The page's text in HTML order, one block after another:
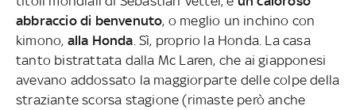
abbraccio di benvenuto, o meglio un inchino con
kimono, alla Honda . Sì, proprio la Honda. La casa
tanto bistrattata dalla Mc Laren, che ai giapponesi
avevano addossato la maggiorparte delle colpe della
straziante scorsa stagione (rimaste però anche